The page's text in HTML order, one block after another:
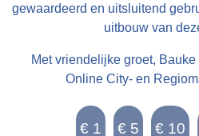
bekendste klokkengieters
middeleeuwen. Met een
het de zwaarste klok in
Friesland. Het luiden van
belang voor de arbeiders
staan en naar het land te
gewaardeerd en uitsluitend
uitbouw van
Met vriendelijke groet,
Online City- en